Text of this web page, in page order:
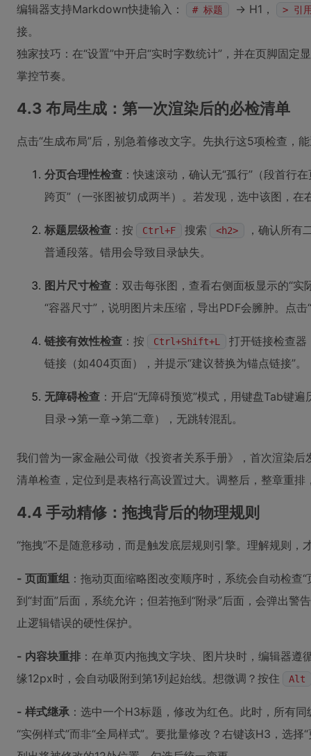
编辑器支持Markdown快捷输入： # 标题 → H1， > 引
接。
独家技巧：在“设置”中开启“实时字数统计”，并在页脚固定
掌控节奏。
4.3 布局生成：第一次渲染后的必检清单
点击“生成布局”后，别急着修改文字。先执行这5项检查，
分页合理性检查 ：快速滚动，确认无“孤行”（段首行
跨页”（一张图被切成两半）。若发现，选中该图，在
标题层级检查 ：按 Ctrl+F 搜索 <h2>
，确认所有
普通段落。错用会导致目录缺失。
图片尺寸检查 ：双击每张图，查看右侧面板显示的“实
“容器尺寸”，说明图片未压缩，导出PDF会臃肿。点击
链接有效性检查 ：按 Ctrl+Shift+L
打开链接检查
链接（如404页面），并提示“建议替换为锚点链接”。
无障碍检查 ：开启“无障碍预览”模式，用键盘Tab键
目录→第一章→第二章），无跳转混乱。
我们曾为一家金融公司做《投资者关系手册》，首次渲染后
清单检查，定位到是表格行高设置过大。调整后，整章重排
4.4 手动精修：拖拽背后的物理规则
“拖拽”不是随意移动，而是触发底层规则引擎。理解规则，
- 页面重组 ：拖动页面缩略图改变顺序时，系统会自动检查
到“封面”后面，系统允许；但若拖到“附录”后面，会弹出警
止逻辑错误的硬性保护。
- 内容块重排 ：在单页内拖拽文字块、图片块时，编辑器遵
缘12px时，会自动吸附到第1列起始线。想微调？按住
Alt
- 样式继承 ：选中一个H3标题，修改为红色。此时，所
“实例样式”而非“全局样式”。要批量修改？右键该H3，选